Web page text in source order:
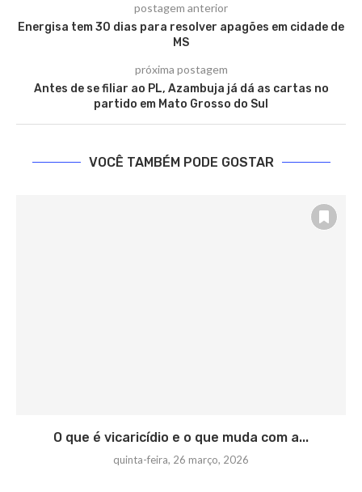
postagem anterior
Energisa tem 30 dias para resolver apagões em cidade de
MS
próxima postagem
Antes de se filiar ao PL, Azambuja já dá as cartas no
partido em Mato Grosso do Sul
VOCÊ TAMBÉM PODE GOSTAR
O que é vicaricídio e o que muda com a...
quinta-feira, 26 março, 2026